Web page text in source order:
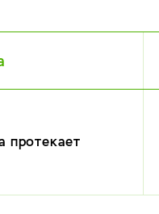
протекает